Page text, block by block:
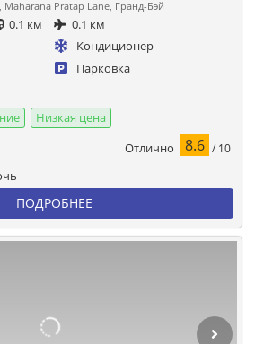
Pratap Lane, Гранд-Бэй
0.1 км
0.1 км
Кондиционер
Парковка
Низкая цена
Отлично 8.6 / 10
ПОДРОБНЕЕ